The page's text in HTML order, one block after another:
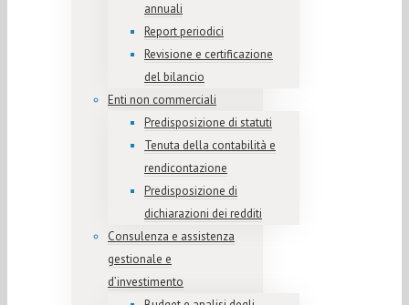
annuali
Report periodici
Revisione e certificazione
del bilancio
Enti non commerciali
Predisposizione di statuti
Tenuta della contabilità e
rendicontazione
Predisposizione di
dichiarazioni dei redditi
Consulenza e assistenza
gestionale e
d’investimento